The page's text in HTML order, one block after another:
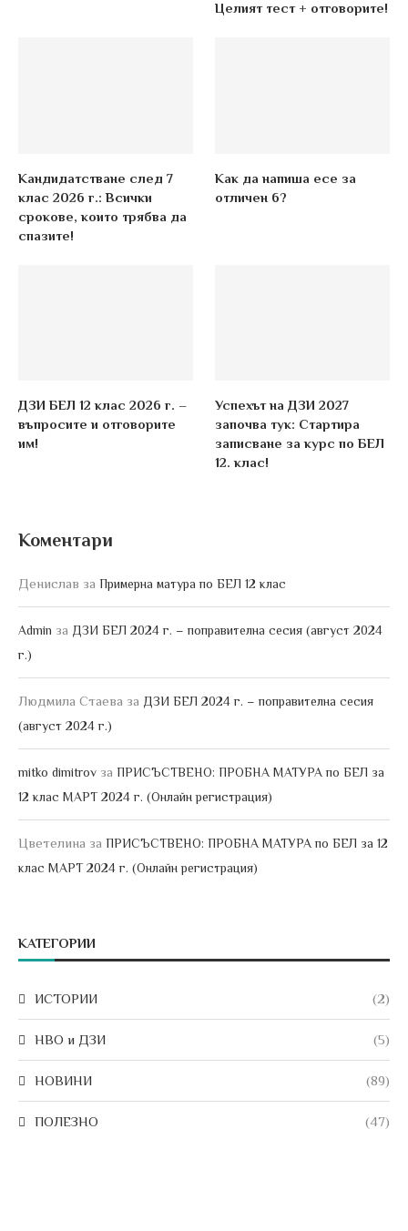
Целият тест + отговорите!
Кандидатстване след 7
клас 2026 г.: Всички
срокове, които трябва да
спазите!
Как да напиша есе за
отличен 6?
ДЗИ БЕЛ 12 клас 2026 г. –
въпросите и отговорите
им!
Успехът на ДЗИ 2027
започва тук: Стартира
записване за курс по БЕЛ
12. клас!
Коментари
Денислав за Примерна матура по БЕЛ 12 клас
Admin за ДЗИ БЕЛ 2024 г. – поправителна сесия (август 2024
г.)
Людмила Стаева за ДЗИ БЕЛ 2024 г. – поправителна сесия
(август 2024 г.)
mitko dimitrov за ПРИСЪСТВЕНО: ПРОБНА МАТУРА по БЕЛ за
12 клас МАРТ 2024 г. (Онлайн регистрация)
Цветелина за ПРИСЪСТВЕНО: ПРОБНА МАТУРА по БЕЛ за 12
клас МАРТ 2024 г. (Онлайн регистрация)
КАТЕГОРИИ
ИСТОРИИ (2)
НВО и ДЗИ (5)
НОВИНИ (89)
ПОЛЕЗНО (47)